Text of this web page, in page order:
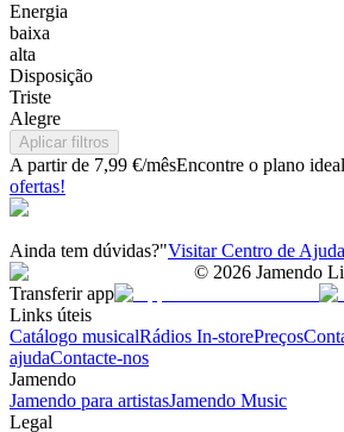
Energia
baixa
alta
Disposição
Triste
Alegre
Aplicar filtros
A partir de 7,99 €/mêsEncontre o plano
ofertas!
Ainda tem dúvidas?"Visitar Centro de Ajuda
© 2026 Jamendo
Transferir app
Links úteis
Catálogo musicalRádios In-storePreços
ajudaContacte-nos
Jamendo
Jamendo para artistasJamendo Music
Legal